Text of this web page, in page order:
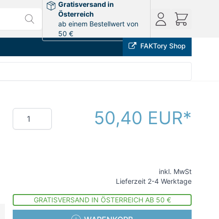
Gratisversand in
Österreich
ab einem Bestellwert von
50 €
FAKTory Shop
Menge 50,40 EUR
inkl. MwSt
Lieferzeit 2-4 Werktage
GRATISVERSAND IN ÖSTERREICH AB 50 €